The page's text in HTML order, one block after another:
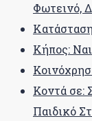
Φωτεινό,
Κήπος: Ναι
Κοντά σε:
Παιδικό